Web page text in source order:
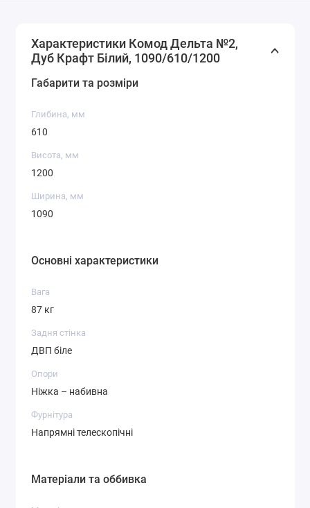
Характеристики Комод Дельта №2,
Дуб Крафт Білий, 1090/610/1200
Габарити та розміри
Глибина, мм
610
Висота, мм
1200
Ширина, мм
1090
Основні характеристики
Вага
87 кг
Задня стінка
ДВП біле
Опори
Ніжка – набивна
Фурнітура
Напрямні телескопічні
Матеріали та оббивка